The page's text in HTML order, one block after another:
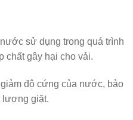
sử dụng trong quá trình
chất gây hại cho vải.
độ cứng của nước, bảo
lượng giặt.